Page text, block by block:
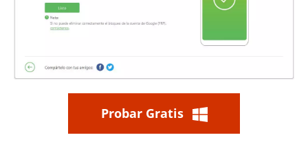
Probar Gratis